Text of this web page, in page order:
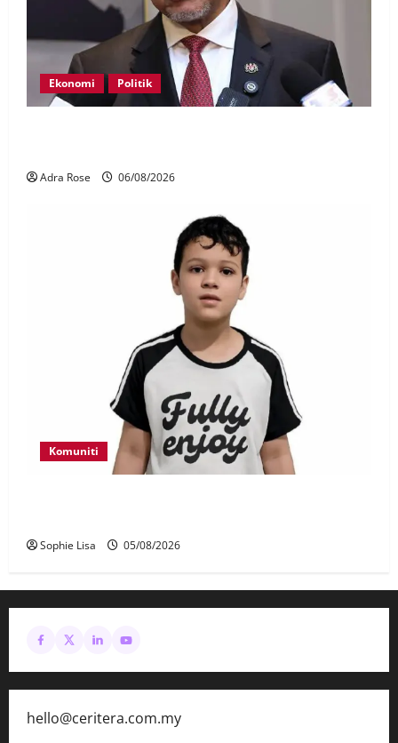
Ekonomi Politik
Adra Rose 06/08/2026
Komuniti
Sophie Lisa 05/08/2026
hello@ceritera.com.my